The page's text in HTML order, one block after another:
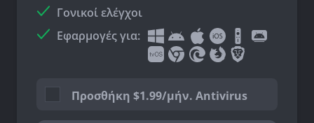
Γονικοί ελέγχοι
Εφαρμογές για:
Προσθήκη $1.99/μήν. Antivirus